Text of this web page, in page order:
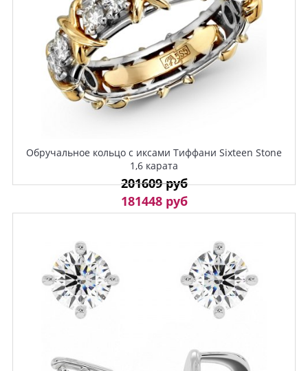
Обручальное кольцо с иксами Тиффани Sixteen Stone
1,6 карата
201609 руб
181448 руб